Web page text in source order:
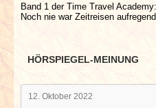
Band 1 der Time Travel Academy:
Noch nie war Zeitreisen
HÖRSPIEGEL-MEINUNG
12. Oktober 2022